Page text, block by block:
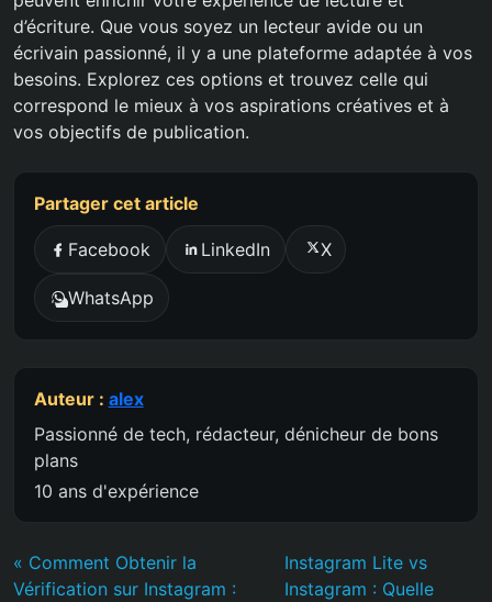
d’écriture. Que vous soyez un lecteur avide ou un
écrivain passionné, il y a une plateforme adaptée à vos
besoins. Explorez ces options et trouvez celle qui
correspond le mieux à vos aspirations créatives et à
vos objectifs de publication.
Partager cet article
Facebook LinkedIn X
WhatsApp
Auteur : alex
Passionné de tech, rédacteur, dénicheur de bons
plans
10 ans d'expérience
« Comment Obtenir la
Vérification sur Instagram :
Instagram Lite vs
Instagram : Quelle